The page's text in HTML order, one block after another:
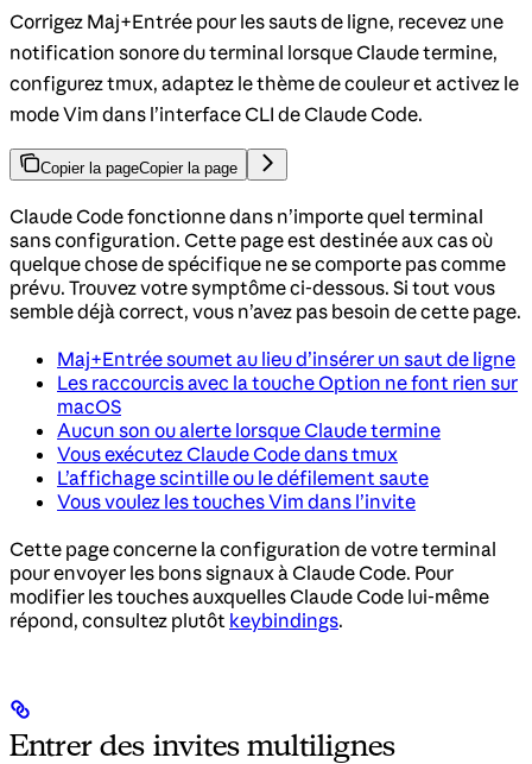
Corrigez Maj+Entrée pour les sauts de ligne, recevez une
notification sonore du terminal lorsque Claude termine,
configurez tmux, adaptez le thème de couleur et activez le
mode Vim dans l’interface CLI de Claude Code.
Copier la pageCopier la page
Claude Code fonctionne dans n’importe quel terminal
sans configuration. Cette page est destinée aux cas où
quelque chose de spécifique ne se comporte pas comme
prévu. Trouvez votre symptôme ci-dessous. Si tout vous
semble déjà correct, vous n’avez pas besoin de cette page.
Maj+Entrée soumet au lieu d’insérer un saut de ligne
Les raccourcis avec la touche Option ne font rien sur
macOS
Aucun son ou alerte lorsque Claude termine
Vous exécutez Claude Code dans tmux
L’affichage scintille ou le défilement saute
Vous voulez les touches Vim dans l’invite
Cette page concerne la configuration de votre terminal
pour envoyer les bons signaux à Claude Code. Pour
modifier les touches auxquelles Claude Code lui-même
répond, consultez plutôt keybindings.
Entrer des invites multilignes